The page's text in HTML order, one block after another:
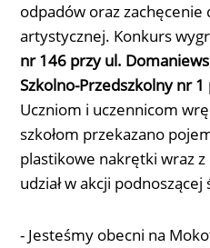
odpadów oraz zachęcenie
artystycznej. Konkurs
nr 146 przy ul.
Szkolno-Przedszkolny nr
Uczniom i uczennicom
szkołom przekazano
plastikowe nakrętki wraz
udział w akcji
- Jesteśmy obecni na